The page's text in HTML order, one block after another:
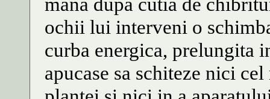
ochii lui interveni o
curba energica, prelungita
apucase sa schiteze nici